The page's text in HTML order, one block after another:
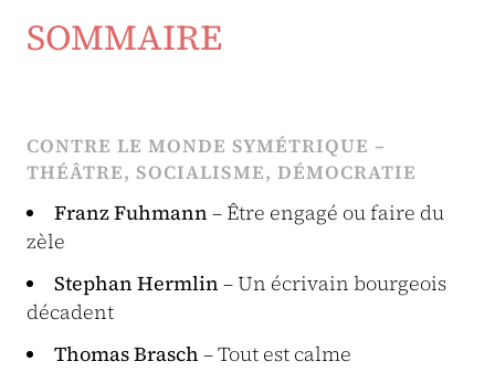
SOMMAIRE
CONTRE LE MONDE SYMÉTRIQUE –
THÉÂTRE, SOCIALISME, DÉMOCRATIE
Franz Fuhmann – Être engagé ou faire du
zèle
Stephan Hermlin – Un écrivain bourgeois
décadent
Thomas Brasch – Tout est calme